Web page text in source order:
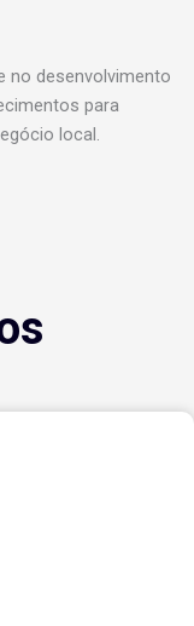
no desenvolvimento
para
local.